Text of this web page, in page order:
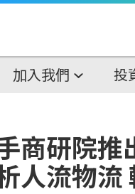
加入我們 投
商研院
人流物流